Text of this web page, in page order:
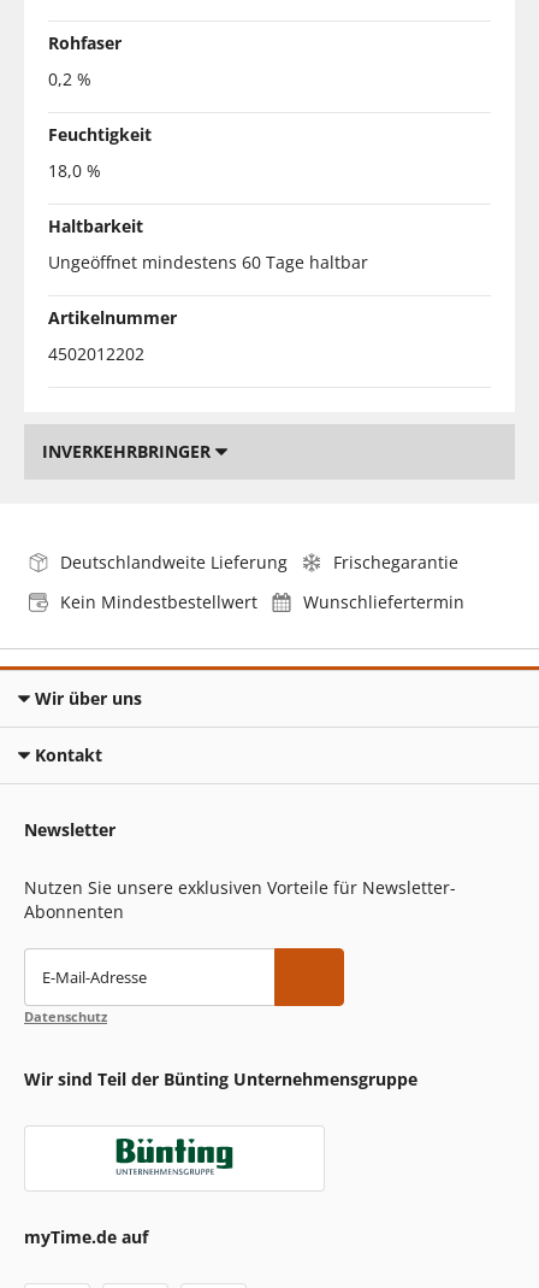
Rohfaser
0,2 %
Feuchtigkeit
18,0 %
Haltbarkeit
Ungeöffnet mindestens 60 Tage haltbar
Artikelnummer
4502012202
INVERKEHRBRINGER
Deutschlandweite Lieferung
Frischegarantie
Kein Mindestbestellwert
Wunschliefertermin
Wir über uns
Kontakt
Newsletter
Nutzen Sie unsere exklusiven Vorteile für Newsletter-
Abonnenten
E-Mail-Adresse
Datenschutz
Wir sind Teil der Bünting Unternehmensgruppe
myTime.de auf